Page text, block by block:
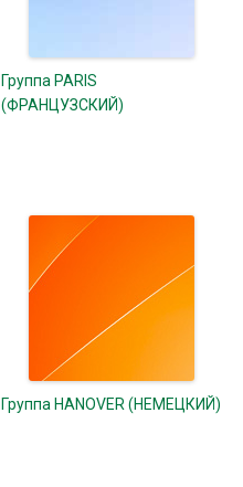
Группа PARIS
(ФРАНЦУЗСКИЙ)
Группа HANOVER (НЕМЕЦКИЙ)